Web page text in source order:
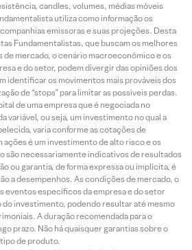
candles, volumes, médias móveis
utiliza como informação os
emissoras e suas projeções. Desta
Fundamentalistas, que buscam os melhores
de mercado, o cenário macroeconômico e os
e do setor, podem divergir das opiniões dos
identificar os movimentos mais prováveis dos
de “stops” para limitar as possíveis perdas.
de uma empresa que é negociada no
variável, ou seja, um investimento no qual a
varia conforme as cotações de
ações é um investimento de alto risco e os
são necessariamente indicativos de resultados
ou garantia, de forma expressa ou implícita, é
a desempenhos. As condições de mercado, o
eventos específicos da empresa e do setor
do investimento, podendo resultar até mesmo
A duração recomendada para o
prazo. Não há quaisquer garantias sobre o
de produto.